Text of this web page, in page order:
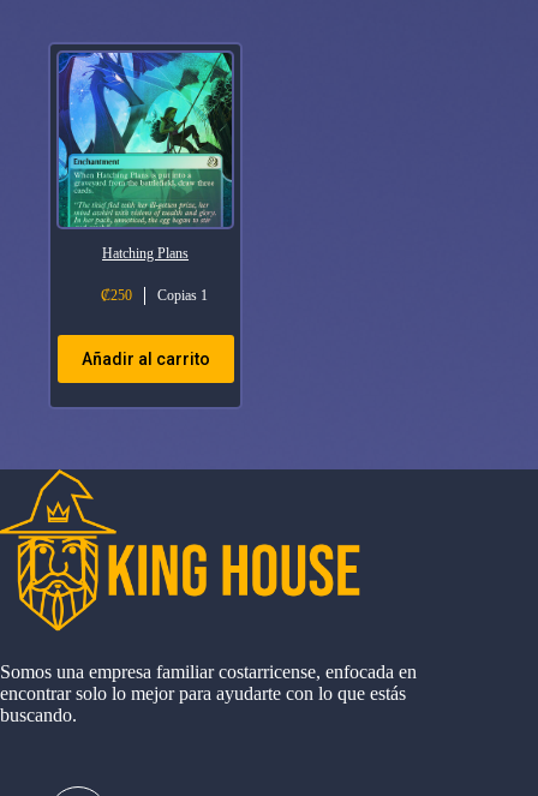
Hatching Plans
₡250 Copias 1
Añadir al carrito
Somos una empresa familiar costarricense, enfocada en
encontrar solo lo mejor para ayudarte con lo que estás
buscando.